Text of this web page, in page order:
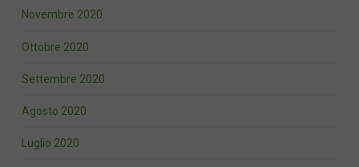
Novembre 2020
Ottobre 2020
Settembre 2020
Agosto 2020
Luglio 2020